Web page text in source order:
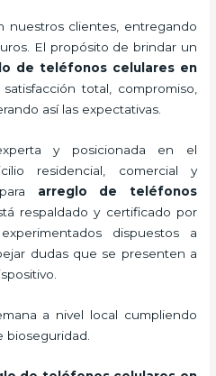
nuestros clientes, entregando
El propósito de brindar un
de teléfonos celularesen
total, compromiso,
así las expectativas.
y posicionada en el
residencial, comercial y
arreglo de teléfonos
respaldado y certificado por
dispuestos a
dudas que se presenten a
a nivel local cumpliendo